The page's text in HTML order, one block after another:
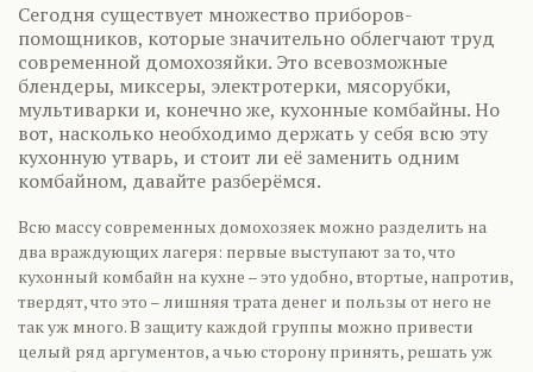
Сегодня существует множество приборов-
помощников, которые значительно облегчают труд
современной домохозяйки. Это всевозможные
блендеры, миксеры, электротерки, мясорубки,
мультиварки и, конечно же, кухонные комбайны. Но
вот, насколько необходимо держать у себя всю эту
кухонную утварь, и стоит ли её заменить одним
комбайном, давайте разберёмся.
Всю массу современных домохозяек можно разделить на
два враждующих лагеря: первые выступают за то, что
кухонный комбайн на кухне – это удобно, втортые, напротив,
твердят, что это – лишняя трата денег и пользы от него не
так уж много. В защиту каждой группы можно привести
целый ряд аргументов, а чью сторону принять, решать уж